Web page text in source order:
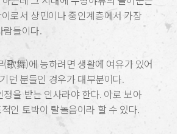
로서 상민이나 중인계층에서 가장
람들이다.
(歌舞)에 능하려면 생활에 여유가 있어
던 분들인 경우가 대부분이다.
정을 받는 인사라야 한다. 이로 보아
인 토박이 탈놀음이라 할 수 있다.